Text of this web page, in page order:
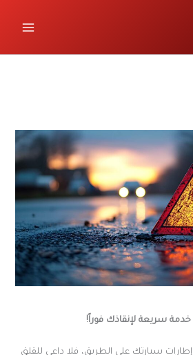
سريعة لإنقاذك فوراً!
سيارتك على الطريق، فلا داعي للقلق